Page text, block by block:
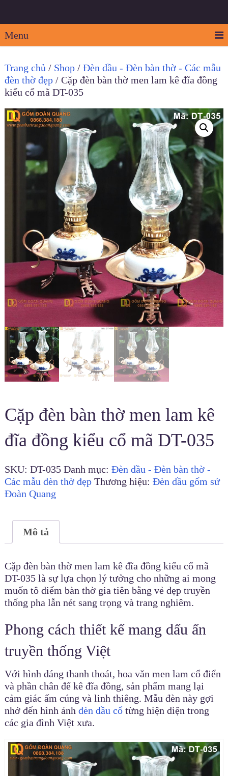
Menu
Trang chủ / Shop/ Đèn dầu - Đèn bàn thờ - Các mẫu
đèn thờ đẹp/ Cặp đèn bàn thờ men lam kê đĩa đồng
kiểu cổ mã DT-035
Cặp đèn bàn thờ men lam kê
đĩa đồng kiểu cổ mã DT-035
SKU: DT-035 Danh mục: Đèn dầu - Đèn bàn thờ -
Các mẫu đèn thờ đẹp Thương hiệu: Đèn dầu gốm sứ
Đoàn Quang
Mô tả
Cặp đèn bàn thờ men lam kê đĩa đồng kiểu cổ mã
DT-035 là sự lựa chọn lý tưởng cho những ai mong
muốn tô điểm bàn thờ gia tiên bằng vẻ đẹp truyền
thống pha lẫn nét sang trọng và trang nghiêm.
Phong cách thiết kế mang dấu ấn
truyền thống Việt
Với hình dáng thanh thoát, hoa văn men lam cổ điển
và phần chân đế kê đĩa đồng, sản phẩm mang lại
cảm giác ấm cúng và linh thiêng. Mẫu đèn này gợi
nhớ đến hình ảnh đèn dầu cổtừng hiện diện trong
các gia đình Việt xưa.